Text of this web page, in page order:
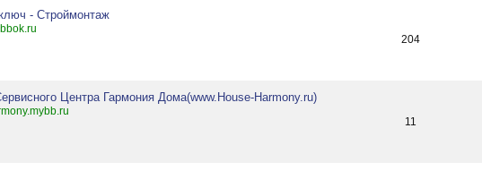
- Строймонтаж
204
Центра Гармония Дома(www.House-Harmony.ru)
11